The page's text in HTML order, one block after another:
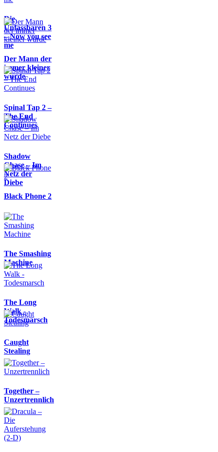
Die
Unfassbaren 3
– Now you see
me
Der Mann der
immer kleiner
wurde
Spinal Tap 2 –
The End
Continues
Shadow
Chase – Im
Netz der
Diebe
Black Phone 2
The Smashing
Machine
The Long
Walk -
Todesmarsch
Caught
Stealing
Together –
Unzertrennlich